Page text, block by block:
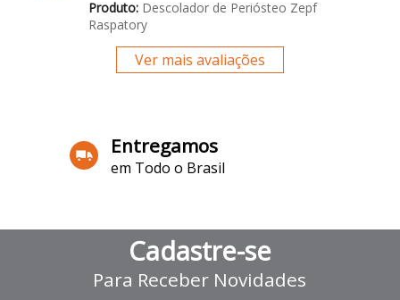
Produto:Descolador de Periósteo Zepf
Raspatory
Ver mais avaliações
Entregamos
em Todo o Brasil
Cadastre-se
Para Receber Novidades